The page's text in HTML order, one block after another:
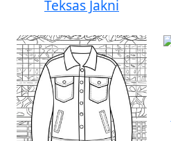
Teksas Jakni